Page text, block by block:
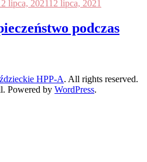
lipca, 202112 lipca, 2021
podczas
HPP-A. All rights reserved.
Powered by WordPress.